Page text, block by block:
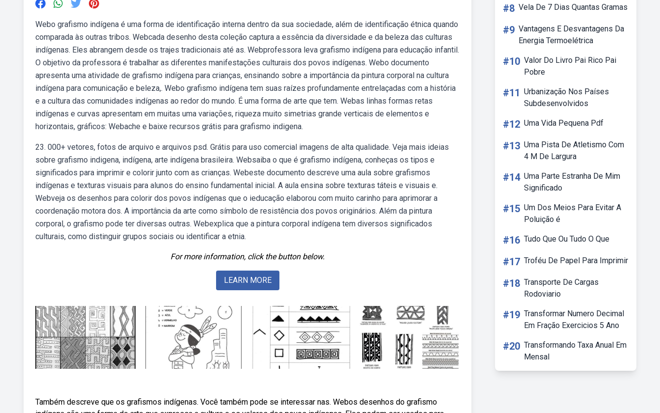
Webo grafismo indígena é uma forma de identificação interna dentro da sua sociedade, além de identificação étnica quando
comparada às outras tribos. Webcada desenho desta coleção captura a essência da diversidade e da beleza das culturas
indígenas. Eles abrangem desde os trajes tradicionais até as. Webprofessora leva grafismo indígena para educação infantil.
O objetivo da professora é trabalhar as diferentes manifestações culturais dos povos indígenas. Webo documento
apresenta uma atividade de grafismo indígena para crianças, ensinando sobre a importância da pintura corporal na cultura
indígena para comunicação e beleza,. Webo grafismo indígena tem suas raízes profundamente entrelaçadas com a história
e a cultura das comunidades indígenas ao redor do mundo. É uma forma de arte que tem. Webas linhas formas retas
indígenas e curvas apresentam em muitas uma variações, riqueza muito simetrias grande verticais de elementos e
horizontais, gráficos: Webache e baixe recursos grátis para grafismo indigena.
23. 000+ vetores, fotos de arquivo e arquivos psd. Grátis para uso comercial imagens de alta qualidade. Veja mais ideias
sobre grafismo indigena, indígena, arte indígena brasileira. Websaiba o que é grafismo indígena, conheças os tipos e
significados para imprimir e colorir junto com as crianças. Webeste documento descreve uma aula sobre grafismos
indígenas e texturas visuais para alunos do ensino fundamental inicial. A aula ensina sobre texturas táteis e visuais e.
Webveja os desenhos para colorir dos povos indígenas que o ieducação elaborou com muito carinho para aprimorar a
coordenação motora dos. A importância da arte como símbolo de resistência dos povos originários. Além da pintura
corporal, o grafismo pode ter diversas outras. Webexplica que a pintura corporal indígena tem diversos significados
culturais, como distinguir grupos sociais ou identificar a etnia.
For more information, click the button below.
LEARN MORE
Também descreve que os grafismos indígenas. Você também pode se interessar nas. Webos desenhos do grafismo
#8 Vela De 7 Dias Quantas Gramas
#9 Vantagens E Desvantagens Da
Energia Termoelétrica
#10 Valor Do Livro Pai Rico Pai
Pobre
#11 Urbanização Nos Países
Subdesenvolvidos
#12 Uma Vida Pequena Pdf
#13 Uma Pista De Atletismo Com
4 M De Largura
#14 Uma Parte Estranha De Mim
Significado
#15 Um Dos Meios Para Evitar A
Poluição é
#16 Tudo Que Ou Tudo O Que
#17 Troféu De Papel Para Imprimir
#18 Transporte De Cargas
Rodoviario
#19 Transformar Numero Decimal
Em Fração Exercicios 5 Ano
#20 Transformando Taxa Anual Em
Mensal